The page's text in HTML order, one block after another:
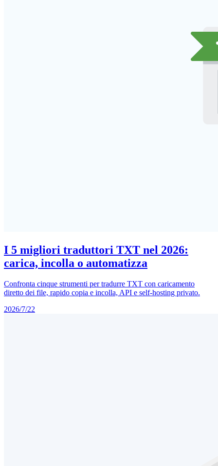
I 5 migliori traduttori TXT nel 2026:
carica, incolla o automatizza
Confronta cinque strumenti per tradurre TXT con caricamento
diretto dei file, rapido copia e incolla, API e self-hosting privato.
2026/7/22